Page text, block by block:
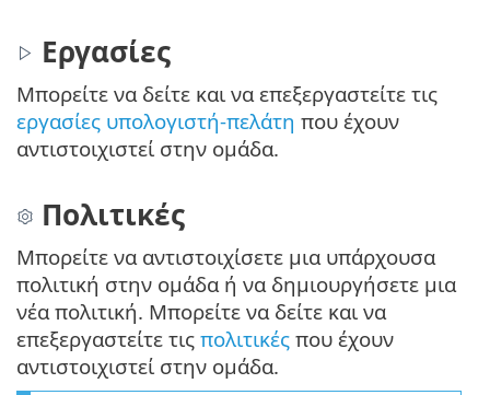
Εργασίες
Μπορείτε να δείτε και να επεξεργαστείτε τις
εργασίες υπολογιστή-πελάτη που έχουν
αντιστοιχιστεί στην ομάδα.
Πολιτικές
Μπορείτε να αντιστοιχίσετε μια υπάρχουσα
πολιτική στην ομάδα ή να δημιουργήσετε μια
νέα πολιτική. Μπορείτε να δείτε και να
επεξεργαστείτε τις πολιτικές που έχουν
αντιστοιχιστεί στην ομάδα.